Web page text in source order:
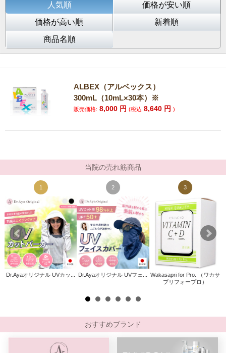
人気順
価格が安い順
価格が高い順
新着順
商品名順
ALBEX（アルベックス）
300mL（10mL×30本）※
販売価格: 8,000 円(税込 8,640 円)
当院の売れ筋商品
1
Dr.Ayaオリジナル UVカッ...
2
Dr.Ayaオリジナル UVフェ...
3
Wakasapri for Pro. （ワカサ
プリフォープロ）
おすすめブランド